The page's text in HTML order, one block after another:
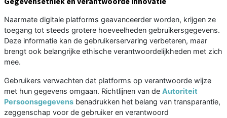
Naarmate digitale platforms geavanceerder worden, krijgen ze
toegang tot steeds grotere hoeveelheden gebruikersgegevens.
Deze informatie kan de gebruikerservaring verbeteren, maar
brengt ook belangrijke ethische verantwoordelijkheden met zich
mee.
Gebruikers verwachten dat platforms op verantwoorde wijze
met hun gegevens omgaan. Richtlijnen van de Autoriteit
Persoonsgegevens benadrukken het belang van transparantie,
zeggenschap voor de gebruiker en verantwoord